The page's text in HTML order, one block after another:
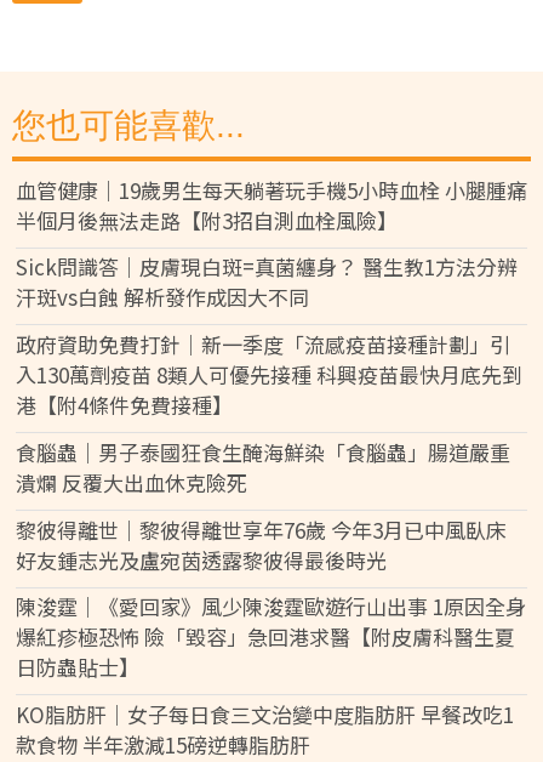
您也可能喜歡...
血管健康｜19歲男生每天躺著玩手機5小時血栓 小腿腫痛
半個月後無法走路【附3招自測血栓風險】
Sick問識答｜皮膚現白斑=真菌纏身？ 醫生教1方法分辨
汗斑vs白蝕 解析發作成因大不同
政府資助免費打針｜新一季度「流感疫苗接種計劃」引
入130萬劑疫苗 8類人可優先接種 科興疫苗最快月底先到
港【附4條件免費接種】
食腦蟲｜男子泰國狂食生醃海鮮染「食腦蟲」腸道嚴重
潰爛 反覆大出血休克險死
黎彼得離世｜黎彼得離世享年76歲 今年3月已中風臥床
好友鍾志光及盧宛茵透露黎彼得最後時光
陳浚霆｜《愛回家》風少陳浚霆歐遊行山出事 1原因全身
爆紅疹極恐怖 險「毀容」急回港求醫【附皮膚科醫生夏
日防蟲貼士】
KO脂肪肝｜女子每日食三文治變中度脂肪肝 早餐改吃1
款食物 半年激減15磅逆轉脂肪肝